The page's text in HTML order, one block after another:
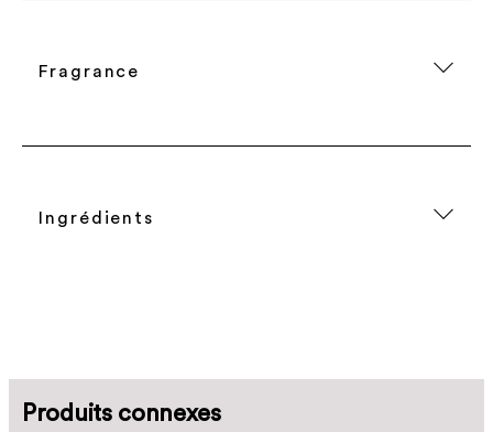
Fragrance
Ingrédients
Produits connexes